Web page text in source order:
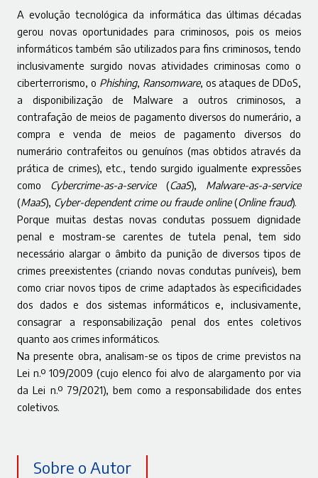
A evolução tecnológica da informática das últimas décadas
gerou novas oportunidades para criminosos, pois os meios
informáticos também são utilizados para fins criminosos, tendo
inclusivamente surgido novas atividades criminosas como o
ciberterrorismo, o Phishing, Ransomware, os ataques de DDoS,
a disponibilização de Malware a outros criminosos, a
contrafação de meios de pagamento diversos do numerário, a
compra e venda de meios de pagamento diversos do
numerário contrafeitos ou genuínos (mas obtidos através da
prática de crimes), etc., tendo surgido igualmente expressões
como Cybercrime-as-a-service(CaaS), Malware-as-a-service
(MaaS), Cyber-dependent crime ou fraude online(Online fraud).
Porque muitas destas novas condutas possuem dignidade
penal e mostram-se carentes de tutela penal, tem sido
necessário alargar o âmbito da punição de diversos tipos de
crimes preexistentes (criando novas condutas puníveis), bem
como criar novos tipos de crime adaptados às especificidades
dos dados e dos sistemas informáticos e, inclusivamente,
consagrar a responsabilização penal dos entes coletivos
quanto aos crimes informáticos.
Na presente obra, analisam-se os tipos de crime previstos na
Lei n.º 109/2009 (cujo elenco foi alvo de alargamento por via
da Lei n.º 79/2021), bem como a responsabilidade dos entes
coletivos.
Sobre o Autor